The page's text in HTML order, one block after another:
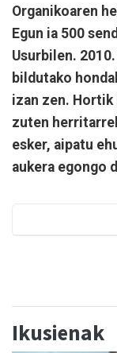
Organikoaren
Egun ia 500
Usurbilen.
bildutako
izan zen.
zuten
esker, aipatu
aukera egongo
Ikusienak